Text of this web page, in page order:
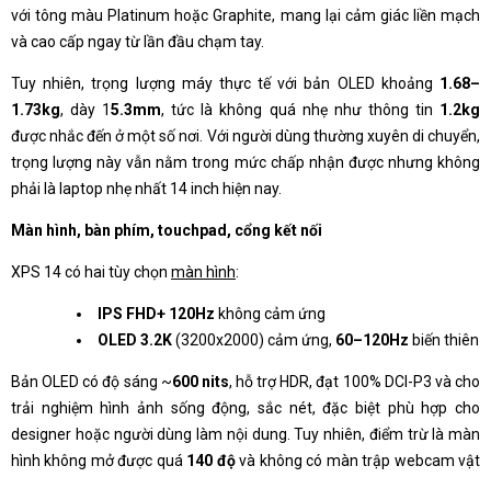
với tông màu Platinum hoặc Graphite, mang lại cảm giác liền mạch
và cao cấp ngay từ lần đầu chạm tay.
Tuy nhiên, trọng lượng máy thực tế với bản OLED khoảng 1.68–
1.73kg, dày 15.3mm, tức là không quá nhẹ như thông tin 1.2kg
được nhắc đến ở một số nơi. Với người dùng thường xuyên di chuyển,
trọng lượng này vẫn nằm trong mức chấp nhận được nhưng không
phải là laptop nhẹ nhất 14 inch hiện nay.
Màn hình, bàn phím, touchpad, cổng kết nối
XPS 14 có hai tùy chọn màn hình:
IPS FHD+ 120Hz không cảm ứng
OLED 3.2K(3200x2000) cảm ứng, 60–120Hz biến thiên
Bản OLED có độ sáng ~600 nits, hỗ trợ HDR, đạt 100% DCI-P3 và cho
trải nghiệm hình ảnh sống động, sắc nét, đặc biệt phù hợp cho
designer hoặc người dùng làm nội dung. Tuy nhiên, điểm trừ là màn
hình không mở được quá 140 độvà không có màn trập webcam vật